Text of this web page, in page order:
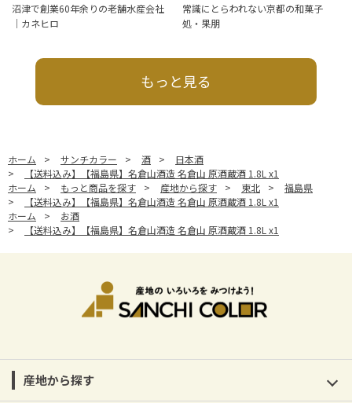
沼津で創業60年余りの老舗水産会社
｜カネヒロ
常識にとらわれない京都の和菓子
処・果朋
もっと見る
ホーム > サンチカラー > 酒 >
日本酒
>
【送料込み】【福島県】名倉山酒造 名倉山 原酒蔵酒 1.8L x1
ホーム
> もっと商品を探す > 産地から探す > 東北 >
福島県
>
【送料込み】【福島県】名倉山酒造 名倉山 原酒蔵酒 1.8L x1
ホーム
>
お酒
>
【送料込み】【福島県】名倉山酒造 名倉山 原酒蔵酒 1.8L x1
産地から探す